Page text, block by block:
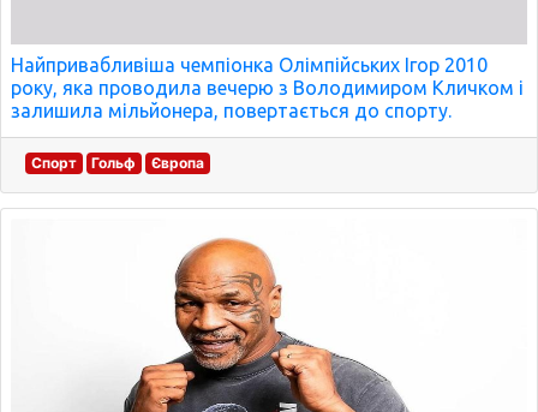
Найпривабливіша чемпіонка Олімпійських Ігор 2010
року, яка проводила вечерю з Володимиром Кличком і
залишила мільйонера, повертається до спорту.
Спорт Гольф Європа